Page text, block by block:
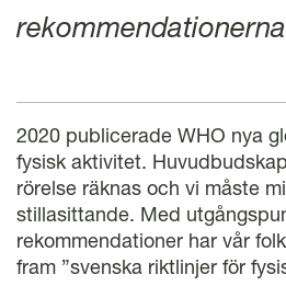
2020 publicerade WHO nya
fysisk aktivitet.
rörelse räknas och vi måste
stillasittande. Med
rekommendationer har vår
fram ”svenska riktlinjer för